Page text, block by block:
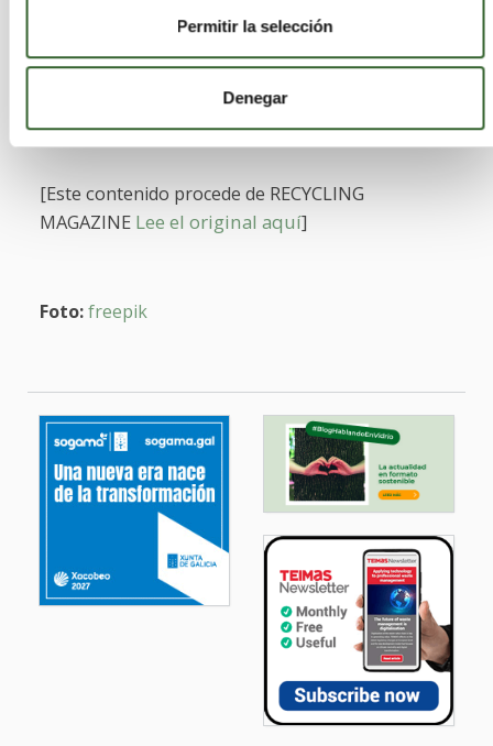
Permitir la selección
Denegar
mecánico adaptado a materiales reforzados en
entornos industriales avanzados, donde la
vector clave para la sostenibilidad operativa.
[Este contenido procede de RECYCLING
MAGAZINE Lee el original aquí]
Foto:freepik